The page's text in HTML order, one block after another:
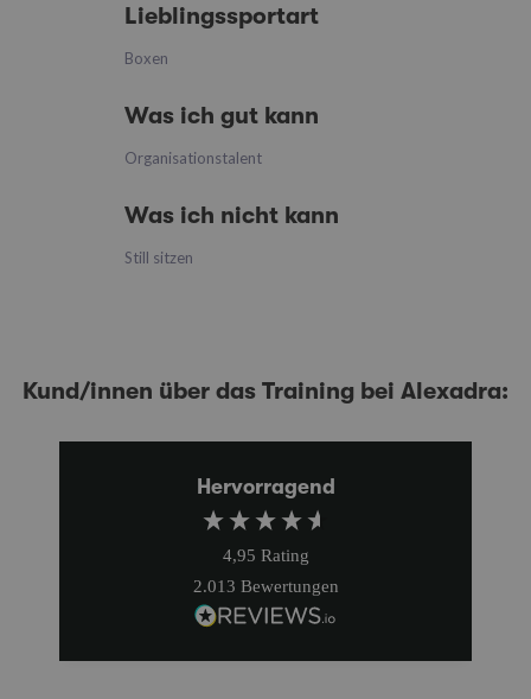
Lieblingssportart
Boxen
Was ich gut kann
Organisationstalent
Was ich nicht kann
Still sitzen
Kund/innen über das Training bei Alexadra:
Hervorragend
4,95 Rating
2.013 Bewertungen